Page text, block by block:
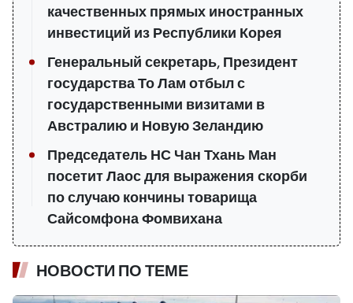
качественных прямых иностранных
инвестиций из Республики Корея
Генеральный секретарь, Президент
государства То Лам отбыл с
государственными визитами в
Австралию и Новую Зеландию
Председатель НС Чан Тхань Ман
посетит Лаос для выражения скорби
по случаю кончины товарища
Сайсомфона Фомвихана
НОВОСТИ ПО ТЕМЕ